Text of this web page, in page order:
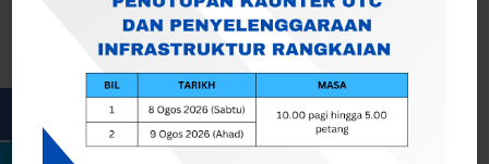
Togol Penapis